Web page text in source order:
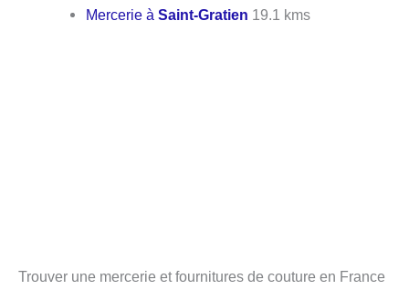
Mercerie àSaint-Gratien 19.1 kms
Trouver une mercerie et fournitures de couture en France